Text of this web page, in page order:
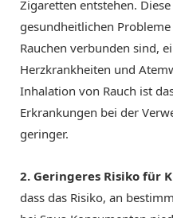
Zigaretten entstehen.
gesundheitlichen
Rauchen verbunden sind,
Herzkrankheiten und
Inhalation von Rauch ist
Erkrankungen bei der
geringer.
2. Geringeres Risiko für
dass das Risiko, an